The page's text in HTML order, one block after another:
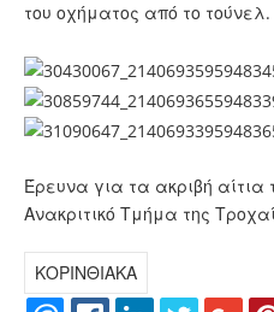
του οχήματος από το τούνελ.
Έρευνα για τα ακριβή αίτια
Ανακριτικό Τμήμα της
ΚΟΡΙΝΘΙΑΚΑ